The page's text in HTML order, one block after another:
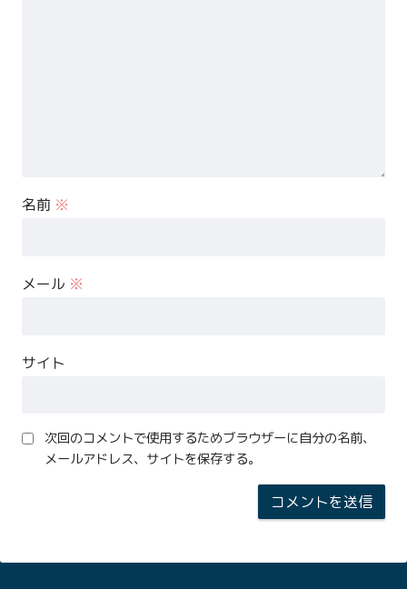
名前 ※
メール ※
サイト
次回のコメントで使用するためブラウザーに自分の名前、
メールアドレス、サイトを保存する。